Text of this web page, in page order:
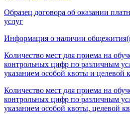
Образец договора об оказании
услуг
Информация о наличии
Количество мест для приема на
контрольных цифр по различным
указанием особой квоты и целевой
Количество мест для приема на
контрольных цифр по различным
указанием особой квоты, целевой